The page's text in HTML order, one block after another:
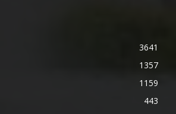
3641
1357
1159
443